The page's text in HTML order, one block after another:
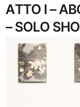
ATTO I –
– SOLO